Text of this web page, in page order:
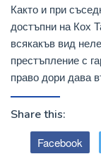
Както и при
достъпни на Кох
всякакъв вид
престъпление с
право дори дава
Share this:
Facebook